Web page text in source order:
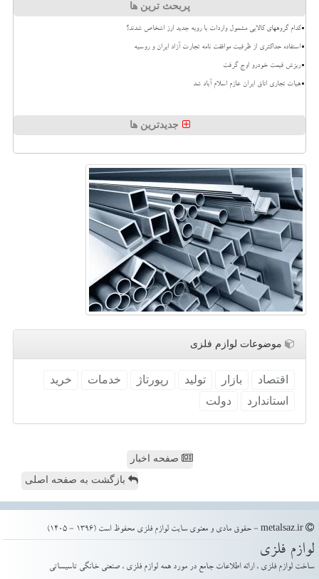
پربحث ترین ها
کدام گروههای کالایی مشمول واردات با رویه جدید ارز اشخاص شدند؟
استفاده حداکثری از ظرفیت موافقت نامه تجارت آزاد ایران و روسیه
ریزش قیمت خودرو اوج گرفت
هیات تجاری اتاق ایران عازم اسلام آباد شد
جدیدترین ها
موضوعات لوازم فلزی
اقتصاد بازار تولید رپورتاژ خدمات
خرید
استاندارد
دولت
صفحه اخبار
بازگشت به صفحه اصلی
لوازم فلزی
ساخت لوازم فلزی ، ارائه اطلاعات جامع در مورد همه لوازم فلزی ، صنعتی خانگی تاسیساتی